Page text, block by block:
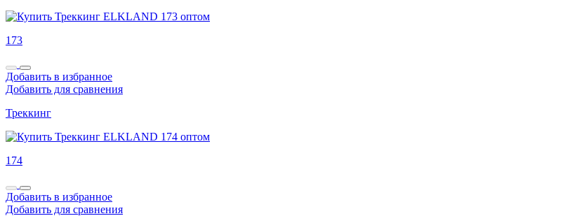
173
Добавить в избранное
Добавить для сравнения
Треккинг
174
Добавить в избранное
Добавить для сравнения